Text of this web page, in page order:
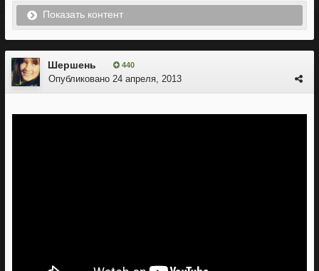
Показать контент
Шершень 440
Опубликовано 24 апреля, 2013